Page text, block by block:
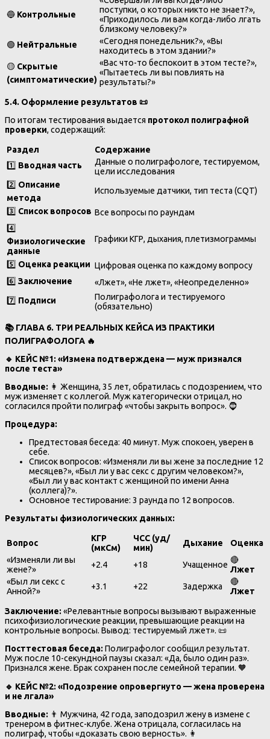
🔵 Контрольные
поступки, о которых никто не знает?»,
«Приходилось ли вам когда-либо лгать
близкому человеку?»
🟢 Нейтральные
«Сегодня понедельник?», «Вы
находитесь в этом здании?»
🟡 Скрытые
(симптоматические)
«Вас что-то беспокоит в этом тесте?»,
«Пытаетесь ли вы повлиять на
результаты?»
5.4. Оформление результатов 📜
По итогам тестирования выдается протокол полиграфной
проверки, содержащий:
Раздел
Содержание
1️⃣ Вводная часть
Данные о полиграфологе, тестируемом,
цели исследования
2️⃣ Описание
метода
Используемые датчики, тип теста (CQT)
3️⃣ Список вопросов Все вопросы по раундам
4️⃣
Физиологические
данные
Графики КГР, дыхания, плетизмограммы
5️⃣ Оценка реакции Цифровая оценка по каждому вопросу
6️⃣ Заключение
«Лжет», «Не лжет», «Неопределенно»
7️⃣ Подписи
Полиграфолога и тестируемого
(обязательно)
📚 ГЛАВА 6. ТРИ РЕАЛЬНЫХ КЕЙСА ИЗ ПРАКТИКИ
ПОЛИГРАФОЛОГА 🔥
🔹 КЕЙС №1: «Измена подтверждена — муж признался
после теста»
Вводные: 👩 Женщина, 35 лет, обратилась с подозрением, что
муж изменяет с коллегой. Муж категорически отрицал, но
согласился пройти полиграф «чтобы закрыть вопрос». 🧔
Процедура:
Предтестовая беседа: 40 минут. Муж спокоен, уверен в
себе.
Список вопросов: «Изменяли ли вы жене за последние 12
месяцев?», «Был ли у вас секс с другим человеком?»,
«Был ли у вас контакт с женщиной по имени Анна
(коллега)?».
Основное тестирование: 3 раунда по 12 вопросов.
Результаты физиологических данных:
Вопрос
КГР
(мкСм)
ЧСС (уд/
мин)
Дыхание
Оценка
«Изменяли ли вы
жене?»
+2.4 +18 Учащенное 🔴
Лжет
«Был ли секс с
Анной?»
+3.1 +22 Задержка
🔴
Лжет
Заключение:«Релевантные вопросы вызывают выраженные
психофизиологические реакции, превышающие реакции на
контрольные вопросы. Вывод: тестируемый лжет». 📜
Посттестовая беседа:Полиграфолог сообщил результат.
Муж после 10-секундной паузы сказал: «Да, было один раз».
Признался жене. Брак сохранен после семейной терапии. 🧡
🔹 КЕЙС №2: «Подозрение опровергнуто — жена проверена
и не лгала»
Вводные: 👨 Мужчина, 42 года, заподозрил жену в измене с
тренером в фитнес-клубе. Жена отрицала, согласилась на
полиграф, чтобы «доказать свою верность». 👩